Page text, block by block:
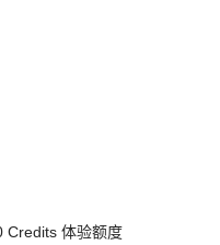
Credits 体验额度